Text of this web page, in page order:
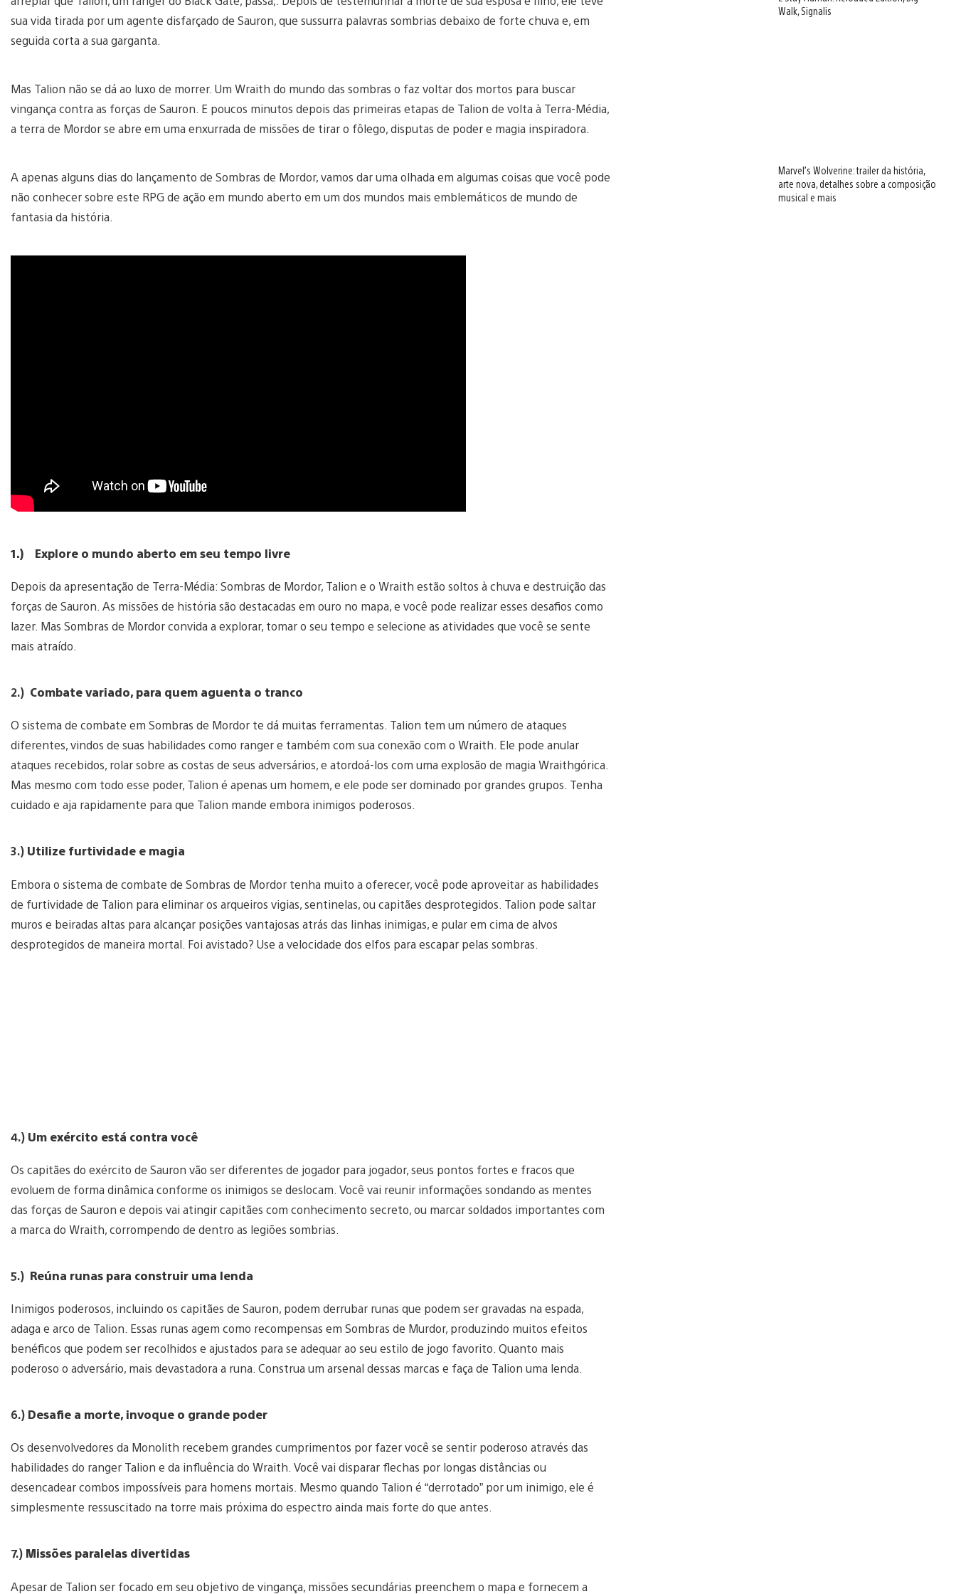
sua vida tirada por um agente disfarçado de Sauron, que sussurra palavras sombrias debaixo de forte chuva e, em
seguida corta a sua garganta.
Mas Talion não se dá ao luxo de morrer. Um Wraith do mundo das sombras o faz voltar dos mortos para buscar
vingança contra as forças de Sauron. E poucos minutos depois das primeiras etapas de Talion de volta à Terra-Média,
a terra de Mordor se abre em uma enxurrada de missões de tirar o fôlego, disputas de poder e magia inspiradora.
A apenas alguns dias do lançamento de Sombras de Mordor, vamos dar uma olhada em algumas coisas que você pode
não conhecer sobre este RPG de ação em mundo aberto em um dos mundos mais emblemáticos de mundo de
fantasia da história.
1.) Explore o mundo aberto em seu tempo livre
Depois da apresentação de Terra-Média: Sombras de Mordor, Talion e o Wraith estão soltos à chuva e destruição das
forças de Sauron. As missões de história são destacadas em ouro no mapa, e você pode realizar esses desafios como
lazer. Mas Sombras de Mordor convida a explorar, tomar o seu tempo e selecione as atividades que você se sente
mais atraído.
2.) Combate variado, para quem aguenta o tranco
O sistema de combate em Sombras de Mordor te dá muitas ferramentas. Talion tem um número de ataques
diferentes, vindos de suas habilidades como ranger e também com sua conexão com o Wraith. Ele pode anular
ataques recebidos, rolar sobre as costas de seus adversários, e atordoá-los com uma explosão de magia Wraithgórica.
Mas mesmo com todo esse poder, Talion é apenas um homem, e ele pode ser dominado por grandes grupos. Tenha
cuidado e aja rapidamente para que Talion mande embora inimigos poderosos.
3.) Utilize furtividade e magia
Embora o sistema de combate de Sombras de Mordor tenha muito a oferecer, você pode aproveitar as habilidades
de furtividade de Talion para eliminar os arqueiros vigias, sentinelas, ou capitães desprotegidos. Talion pode saltar
muros e beiradas altas para alcançar posições vantajosas atrás das linhas inimigas, e pular em cima de alvos
desprotegidos de maneira mortal. Foi avistado? Use a velocidade dos elfos para escapar pelas sombras.
4.) Um exército está contra você
Os capitães do exército de Sauron vão ser diferentes de jogador para jogador, seus pontos fortes e fracos que
evoluem de forma dinâmica conforme os inimigos se deslocam. Você vai reunir informações sondando as mentes
das forças de Sauron e depois vai atingir capitães com conhecimento secreto, ou marcar soldados importantes com
a marca do Wraith, corrompendo de dentro as legiões sombrias.
5.) Reúna runas para construir uma lenda
Inimigos poderosos, incluindo os capitães de Sauron, podem derrubar runas que podem ser gravadas na espada,
adaga e arco de Talion. Essas runas agem como recompensas em Sombras de Murdor, produzindo muitos efeitos
benéficos que podem ser recolhidos e ajustados para se adequar ao seu estilo de jogo favorito. Quanto mais
poderoso o adversário, mais devastadora a runa. Construa um arsenal dessas marcas e faça de Talion uma lenda.
6.) Desafie a morte, invoque o grande poder
Os desenvolvedores da Monolith recebem grandes cumprimentos por fazer você se sentir poderoso através das
habilidades do ranger Talion e da influência do Wraith. Você vai disparar flechas por longas distâncias ou
desencadear combos impossíveis para homens mortais. Mesmo quando Talion é “derrotado” por um inimigo, ele é
simplesmente ressuscitado na torre mais próxima do espectro ainda mais forte do que antes.
7.) Missões paralelas divertidas
Apesar de Talion ser focado em seu objetivo de vingança, missões secundárias preenchem o mapa e fornecem a
Walk, Signalis
Marvel’s Wolverine: trailer da história,
arte nova, detalhes sobre a composição
musical e mais